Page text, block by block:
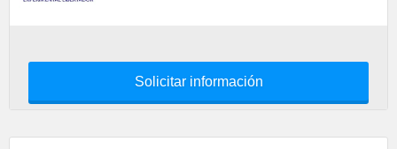
Solicitar información